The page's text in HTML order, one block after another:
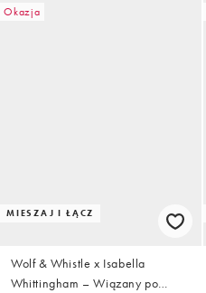
Okazja
MIESZAJ I ŁĄCZ
Wolf & Whistle x Isabella
Whittingham – Wiązany po